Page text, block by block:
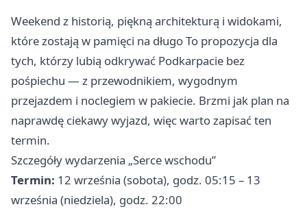
Weekend z historią, piękną architekturą i widokami,
które zostają w pamięci na długo To propozycja dla
tych, którzy lubią odkrywać Podkarpacie bez
pośpiechu — z przewodnikiem, wygodnym
przejazdem i noclegiem w pakiecie. Brzmi jak plan na
naprawdę ciekawy wyjazd, więc warto zapisać ten
termin.
Szczegóły wydarzenia „Serce wschodu”
Termin: 12 września (sobota), godz. 05:15 – 13
września (niedziela), godz. 22:00